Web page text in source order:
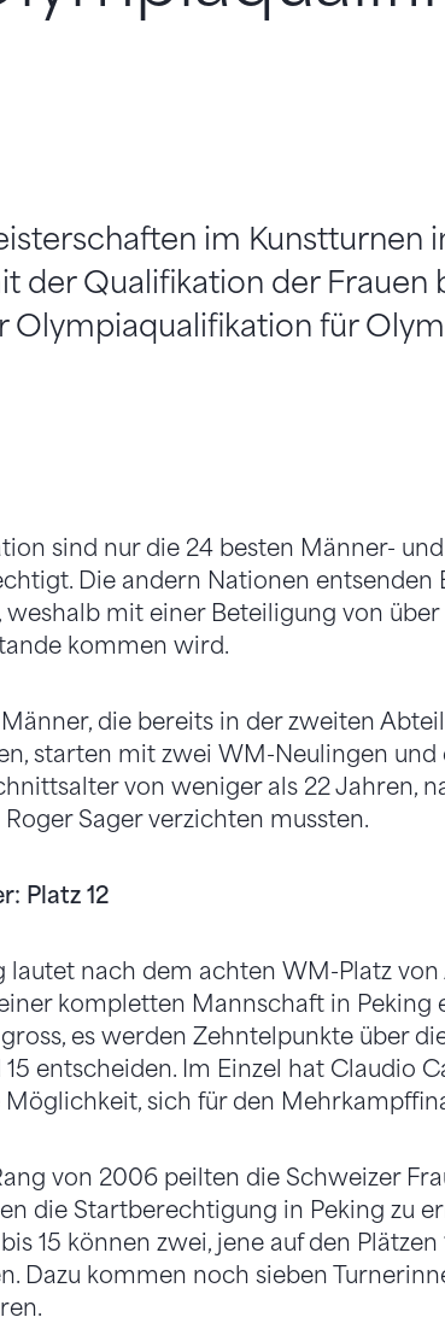
im Kunstturnen
der Qualifikation der Frauen
Olympiaqualifikation für
sind nur die 24 besten Männer-
Die andern Nationen entsenden
weshalb mit einer Beteiligung von
kommen wird.
die bereits in der zweiten
starten mit zwei WM-Neulingen
von weniger als 22 Jahren,
Sager verzichten mussten.
Platz 12
lautet nach dem achten WM-Platz
kompletten Mannschaft in Peking
es werden Zehntelpunkte über
15 entscheiden. Im Einzel hat Claudio
sich für den
von 2006 peilten die Schweizer
die Startberechtigung in Peking zu
15 können zwei, jene auf den
Dazu kommen noch sieben